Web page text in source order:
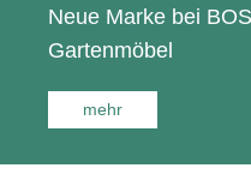
Neue Marke bei
Gartenmöbel
mehr